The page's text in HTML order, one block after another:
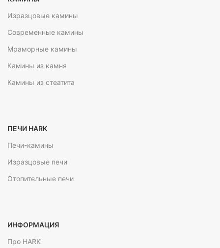
Изразцовые камины
Современные камины
Мраморные камины
Камины из камня
Камины из стеатита
ПЕЧИ HARK
Печи-камины
Изразцовые печи
Отопительные печи
ИНФОРМАЦИЯ
Про HARK